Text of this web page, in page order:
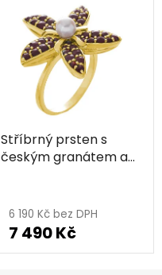
Stříbrný prsten s
českým granátem a
6 190 Kč bez DPH
7 490 Kč